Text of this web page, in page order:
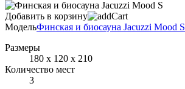
Добавить в корзину
МодельФинская и биосауна Jacuzzi Mood S
Размеры
180 х 120 х 210
Количество мест
3